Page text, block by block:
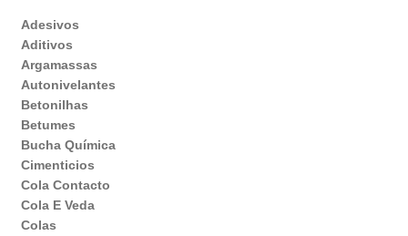
Adesivos
Aditivos
Argamassas
Autonivelantes
Betonilhas
Betumes
Bucha Química
Cimenticios
Cola Contacto
Cola E Veda
Colas